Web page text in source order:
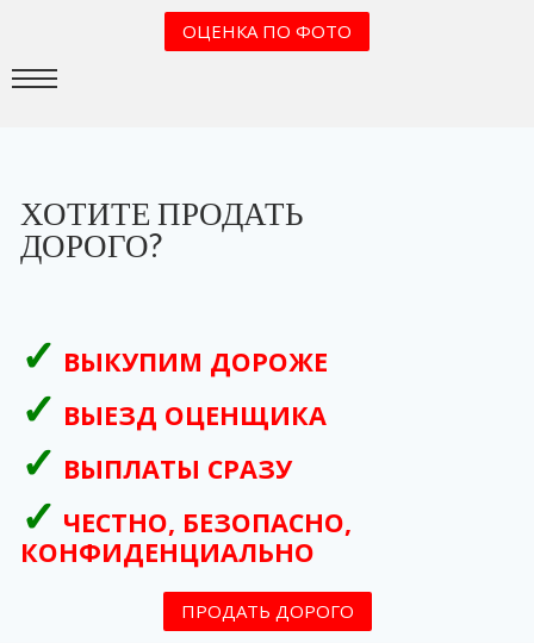
ОЦЕНКА ПО ФОТО
ХОТИТЕ ПРОДАТЬ
ДОРОГО?
ВЫКУПИМ ДОРОЖЕ
ВЫЕЗД ОЦЕНЩИКА
ВЫПЛАТЫ СРАЗУ
ЧЕСТНО, БЕЗОПАСНО,
КОНФИДЕНЦИАЛЬНО
ПРОДАТЬ ДОРОГО